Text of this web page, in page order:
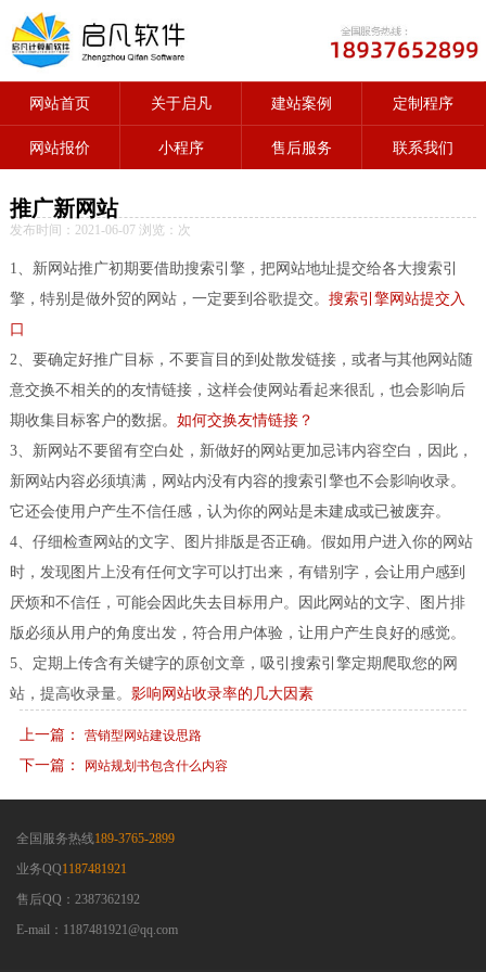
网站首页 关于启凡 建站案例 定制程序
网站报价 小程序 售后服务 联系我们
推广新网站
发布时间：2021-06-07 浏览： 次
1、新网站推广初期要借助搜索引擎，把网站地址提交给各大搜索引
擎，特别是做外贸的网站，一定要到谷歌提交。 搜索引擎网站提交入
口
2、要确定好推广目标，不要盲目的到处散发链接，或者与其他网站随
意交换不相关的的友情链接，这样会使网站看起来很乱，也会影响后
期收集目标客户的数据。 如何交换友情链接？
3、新网站不要留有空白处，新做好的网站更加忌讳内容空白，因此，
新网站内容必须填满，网站内没有内容的搜索引擎也不会影响收录。
它还会使用户产生不信任感，认为你的网站是未建成或已被废弃。
4、仔细检查网站的文字、图片排版是否正确。假如用户进入你的网站
时，发现图片上没有任何文字可以打出来，有错别字，会让用户感到
厌烦和不信任，可能会因此失去目标用户。因此网站的文字、图片排
版必须从用户的角度出发，符合用户体验，让用户产生良好的感觉。
5、定期上传含有关键字的原创文章，吸引搜索引擎定期爬取您的网
站，提高收录量。 影响网站收录率的几大因素
上一篇： 营销型网站建设思路
下一篇： 网站规划书包含什么内容
全国服务热线189-3765-2899
业务QQ1187481921
售后QQ：2387362192
E-mail：1187481921@qq.com